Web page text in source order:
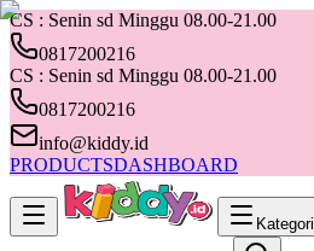
CS : Senin sd Minggu 08.00-21.00
0817200216
CS : Senin sd Minggu 08.00-21.00
0817200216
info@kiddy.id
PRODUCTSDASHBOARD
Kategori